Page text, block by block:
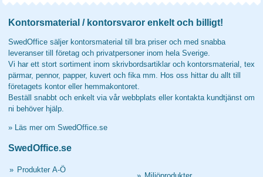
Kontorsmaterial / kontorsvaror enkelt och billigt!
SwedOffice säljer kontorsmaterial till bra priser och med snabba
leveranser till företag och privatpersoner inom hela Sverige.
Vi har ett stort sortiment inom skrivbordsartiklar och kontorsmaterial, tex
pärmar, pennor, papper, kuvert och fika mm. Hos oss hittar du allt till
företagets kontor eller hemmakontoret.
Beställ snabbt och enkelt via vår webbplats eller kontakta kundtjänst om
ni behöver hjälp.
» Läs mer om SwedOffice.se
SwedOffice.se
» Produkter A-Ö